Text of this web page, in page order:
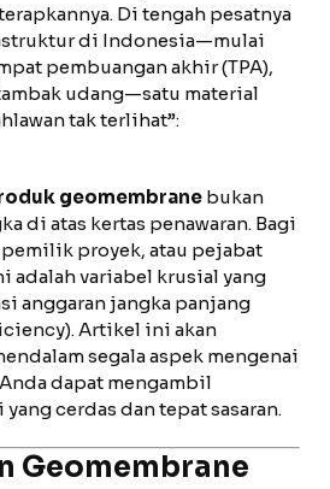
Di tengah pesatnya
di Indonesia—mulai
pembuangan akhir (TPA),
udang—satu material
tak terlihat”:
geomembrane bukan
di atas kertas penawaran. Bagi
proyek, atau pejabat
adalah variabel krusial yang
anggaran jangka panjang
Artikel ini akan
segala aspek mengenai
dapat mengambil
cerdas dan tepat sasaran.
Geomembrane